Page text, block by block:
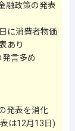
融政策の発表
に消費者物価
あり
言多め
発表を消化
は12月13日)